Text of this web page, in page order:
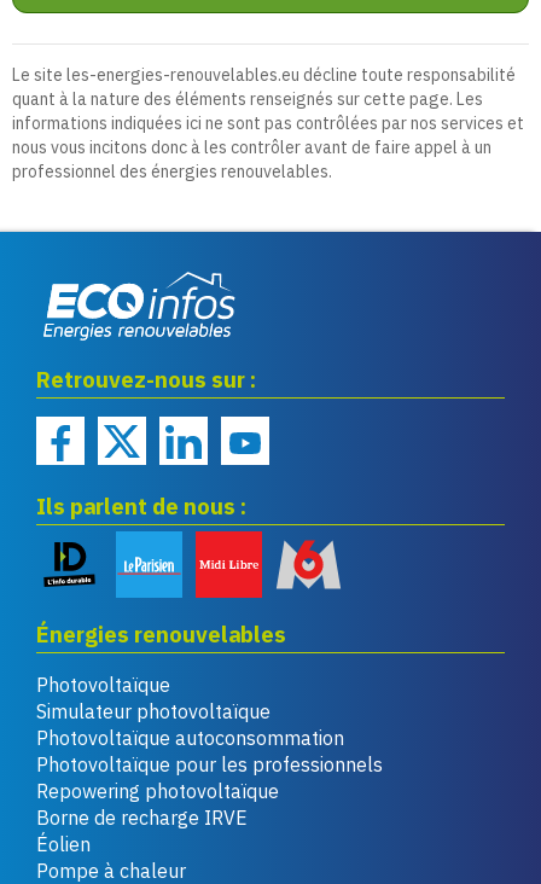
Le site les-energies-renouvelables.eu décline toute responsabilité
quant à la nature des éléments renseignés sur cette page. Les
informations indiquées ici ne sont pas contrôlées par nos services et
nous vous incitons donc à les contrôler avant de faire appel à un
professionnel des énergies renouvelables.
renouvelables
Retrouvez-nous sur :
Ils parlent de nous :
Énergies renouvelables
Photovoltaïque
Simulateur photovoltaïque
Photovoltaïque autoconsommation
Photovoltaïque pour les professionnels
Repowering photovoltaïque
Borne de recharge IRVE
Éolien
Pompe à chaleur